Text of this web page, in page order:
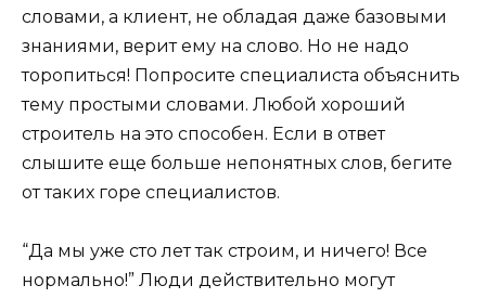
словами, а клиент, не обладая даже базовыми
знаниями, верит ему на слово. Но не надо
торопиться! Попросите специалиста объяснить
тему простыми словами. Любой хороший
строитель на это способен. Если в ответ
слышите еще больше непонятных слов, бегите
от таких горе специалистов.
“Да мы уже сто лет так строим, и ничего! Все
нормально!” Люди действительно могут